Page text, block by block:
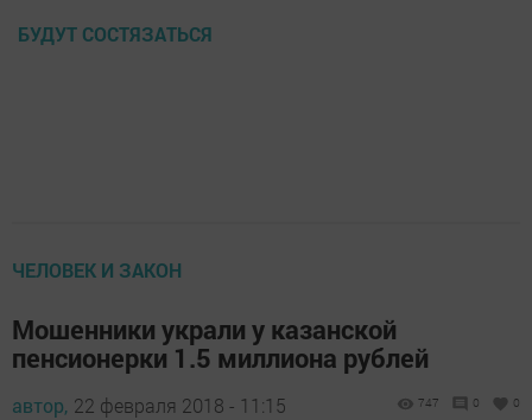
БУДУТ СОСТЯЗАТЬСЯ
ЧЕЛОВЕК И ЗАКОН
Мошенники украли у казанской
пенсионерки 1.5 миллиона рублей
автор, 22 февраля 2018 - 11:15 747 0 0